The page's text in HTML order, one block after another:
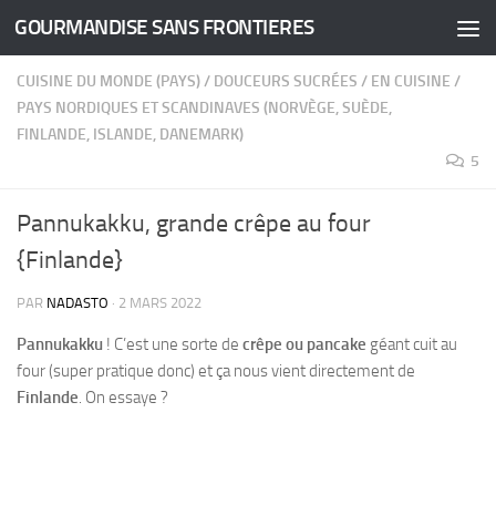
Skip to content
GOURMANDISE SANS FRONTIERES
CUISINE DU MONDE (PAYS)/ DOUCEURS SUCRÉES / EN CUISINE /
PAYS NORDIQUES ET SCANDINAVES (NORVÈGE, SUÈDE,
FINLANDE, ISLANDE, DANEMARK)
5
Pannukakku, grande crêpe au four
{Finlande}
PAR NADASTO · 2 MARS 2022
Pannukakku ! C’est une sorte de crêpe ou pancake géant cuit au
four (super pratique donc) et ça nous vient directement de
Finlande. On essaye ?